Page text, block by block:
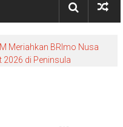
Meriahkan BRImo Nusa
2026 di Peninsula